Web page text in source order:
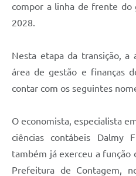
compor a linha de frente do
2028.
Nesta etapa da transição,
área de gestão e finanças
contar com os seguintes
O economista, especialista
ciências contábeis Dalmy
também já exerceu a função
Prefeitura de Contagem,